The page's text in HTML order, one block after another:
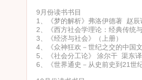
9月份读书书目
1、《梦的解析》弗洛伊德著 赵
2、《西方社会学理论：经典传统
3、《经济与社会》（上册）
4、《众神狂欢－世纪之交的中国
5、《社会分工论》 涂尔干 渠东
6、《世界通史－从史前史到21世